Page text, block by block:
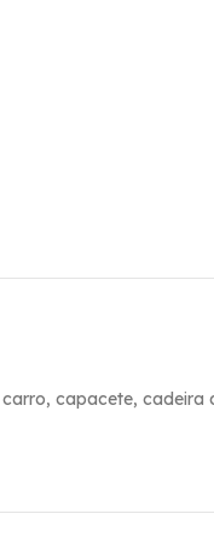
capacete, cadeira